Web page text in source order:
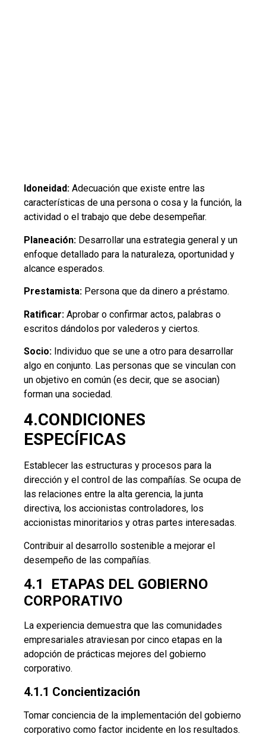
Idoneidad: Adecuación que existe entre las
características de una persona o cosa y la función, la
actividad o el trabajo que debe desempeñar.
Planeación: Desarrollar una estrategia general y un
enfoque detallado para la naturaleza, oportunidad y
alcance esperados.
Prestamista: Persona que da dinero a préstamo.
Ratificar: Aprobar o confirmar actos, palabras o
escritos dándolos por valederos y ciertos.
Socio: Individuo que se une a otro para desarrollar
algo en conjunto. Las personas que se vinculan con
un objetivo en común (es decir, que se asocian)
forman una sociedad.
4.CONDICIONES
ESPECÍFICAS
Establecer las estructuras y procesos para la
dirección y el control de las compañías. Se ocupa de
las relaciones entre la alta gerencia, la junta
directiva, los accionistas controladores, los
accionistas minoritarios y otras partes interesadas.
Contribuir al desarrollo sostenible a mejorar el
desempeño de las compañías.
4.1 ETAPAS DEL GOBIERNO
CORPORATIVO
La experiencia demuestra que las comunidades
empresariales atraviesan por cinco etapas en la
adopción de prácticas mejores del gobierno
corporativo.
4.1.1 Concientización
Tomar conciencia de la implementación del gobierno
corporativo como factor incidente en los resultados.